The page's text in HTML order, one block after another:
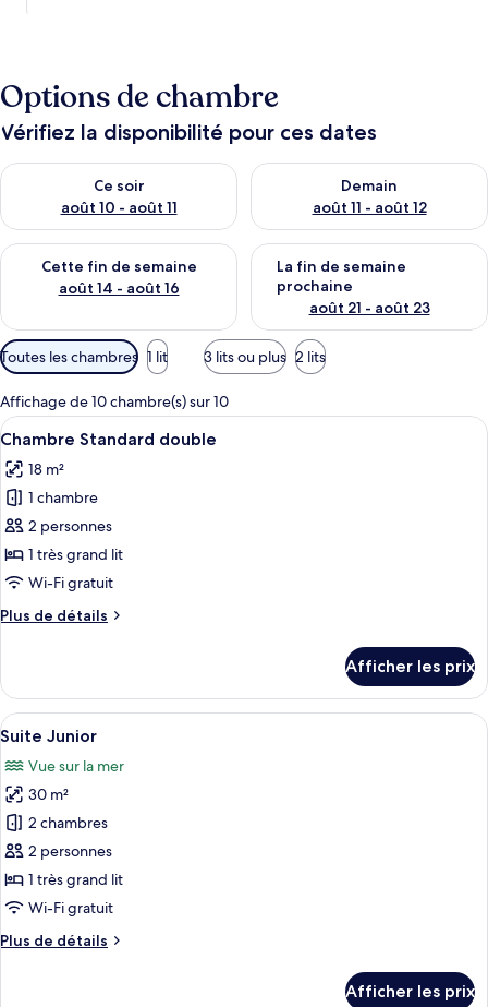
Options de chambre
Vérifiez la disponibilité pour ces dates
Ce soir
août 10 - août 11
Vérifier la disponibilité pour ce soir août 10 - août 11
Demain
août 11 - août 12
Vérifier la disponibilité pour
Cette fin de semaine
août 14 - août 16
Vérifier la disponibilité pour cette fin de semaine août 14 -
La fin de semaine
prochaine
août 21 - août 23
Vérifier la disponibilité pour
Filtres
disponibles
pour
les
chambres
Toutes les chambres 1 lit 3 lits ou plus 2 lits
Affichage de 10 chambre(s) sur 10
Afficher
toutes
les
photos
pour
ce
type
chambre :
double
Un lit bien fait, avec du linge de lit
18
Chambre Standard double
18 m²
1 chambre
2 personnes
1 très grand lit
Wi-Fi gratuit
Plus de détails
Plus
Chambre
Standard
double
Afficher les prix
Afficher
toutes
les
photos
pour
ce
type
de
chambre :
Suite
Une chambre d’hôtel avec un grand
18
Suite Junior
Vue sur la mer
30 m²
2 chambres
2 personnes
1 très grand lit
Wi-Fi gratuit
Plus de détails
Plus
Afficher les prix